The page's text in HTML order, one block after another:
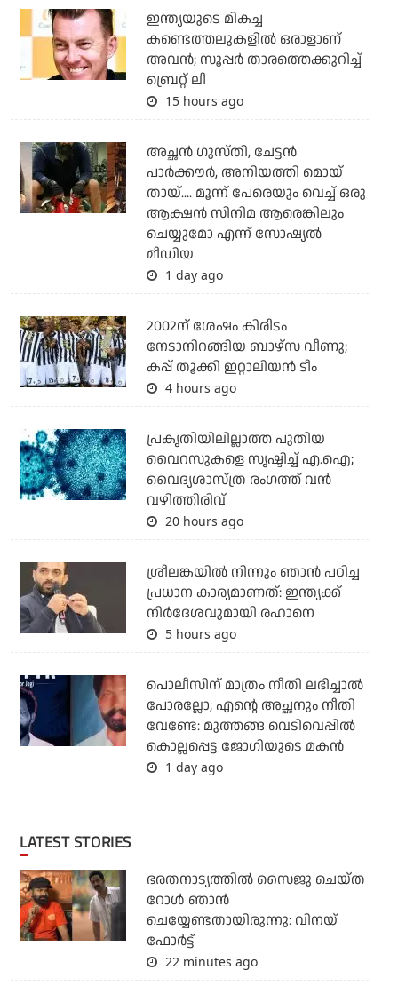
ഇന്ത്യയുടെ മികച്ച
കണ്ടെത്തലുകളില്‍ ഒരാളാണ്
അവന്‍; സൂപ്പര്‍ താരത്തെക്കുറിച്ച്
ബ്രെറ്റ് ലീ
15 hours ago
അച്ഛന്‍ ഗുസ്തി, ചേട്ടന്‍
പാര്‍ക്കൗര്‍, അനിയത്തി മൊയ്
തായ്.... മൂന്ന് പേരെയും വെച്ച് ഒരു
ആക്ഷന്‍ സിനിമ ആരെങ്കിലും
ചെയ്യുമോ എന്ന് സോഷ്യല്‍
മീഡിയ
1 day ago
2002ന് ശേഷം കിരീടം
നേടാനിറങ്ങിയ ബാഴ്സ വീണു;
കപ്പ് തൂക്കി ഇറ്റാലിയൻ ടീം
4 hours ago
പ്രകൃതിയിലില്ലാത്ത പുതിയ
വൈറസുകളെ സൃഷ്ടിച്ച് എ.ഐ;
വൈദ്യശാസ്ത്ര രംഗത്ത് വന്‍
വഴിത്തിരിവ്
20 hours ago
ശ്രീലങ്കയില്‍ നിന്നും ഞാന്‍ പഠിച്ച
പ്രധാന കാര്യമാണത്: ഇന്ത്യക്ക്
നിര്‍ദേശവുമായി രഹാനെ
5 hours ago
പൊലീസിന് മാത്രം നീതി ലഭിച്ചാല്‍
പോരല്ലോ; എന്റെ അച്ഛനും നീതി
വേണ്ടേ: മുത്തങ്ങ വെടിവെപ്പില്‍
കൊല്ലപ്പെട്ട ജോഗിയുടെ മകന്‍
1 day ago
LATEST STORIES
ഭരതനാട്യത്തിൽ സൈജു ചെയ്ത
റോൾ ഞാൻ
ചെയ്യേണ്ടതായിരുന്നു: വിനയ്
ഫോർട്ട്
22 minutes ago